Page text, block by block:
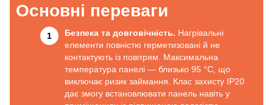
Основні переваги
Безпека та довговічність. Нагрівальні
елементи повністю герметизовані й не
контактують із повітрям. Максимальна
температура панелі — близько 95 °C, що
виключає ризик займання. Клас захисту IP20
дає змогу встановлювати панель навіть у